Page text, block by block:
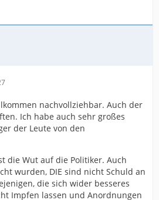
nachvollziehbar. Auch der
Ich habe auch sehr großes
der Leute von den
die Wut auf die Politiker. Auch
wurden, DIE sind nicht Schuld an
die sich wider besseres
Impfen lassen und Anordnungen